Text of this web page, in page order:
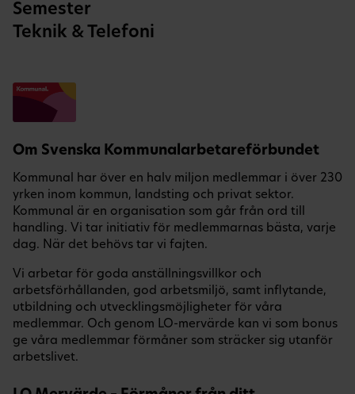
Semester
Teknik & Telefoni
Om Svenska Kommunalarbetareförbundet
Kommunal har över en halv miljon medlemmar i över 230
yrken inom kommun, landsting och privat sektor.
Kommunal är en organisation som går från ord till
handling. Vi tar initiativ för medlemmarnas bästa, varje
dag. När det behövs tar vi fajten.
Vi arbetar för goda anställningsvillkor och
arbetsförhållanden, god arbetsmiljö, samt inflytande,
utbildning och utvecklingsmöjligheter för våra
medlemmar. Och genom LO-mervärde kan vi som bonus
ge våra medlemmar förmåner som sträcker sig utanför
arbetslivet.